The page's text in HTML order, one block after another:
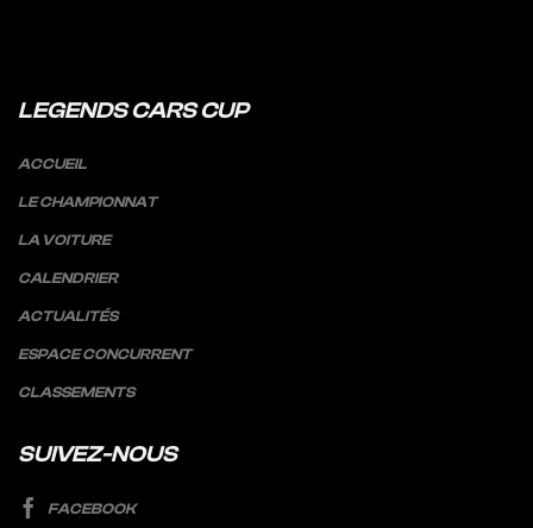
LEGENDS CARS CUP
ACCUEIL
LE CHAMPIONNAT
LA VOITURE
CALENDRIER
ACTUALITÉS
ESPACE CONCURRENT
CLASSEMENTS
SUIVEZ-NOUS
FACEBOOK